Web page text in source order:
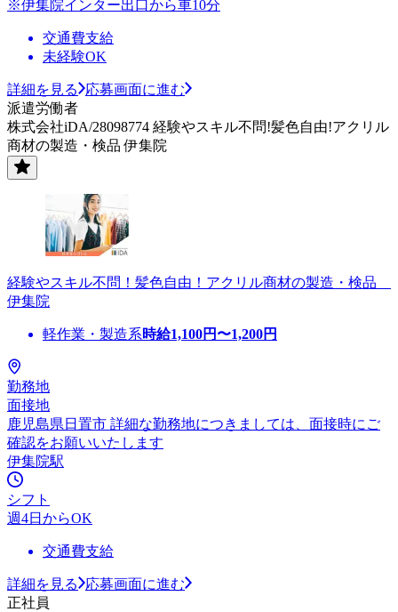
※伊集院インター出口から車10分
交通費支給
未経験OK
詳細を見る
応募画面に進む
派遣労働者
株式会社iDA/28098774 経験やスキル不問!髪色自由!アクリル
商材の製造・検品 伊集院
経験やスキル不問！髪色自由！アクリル商材の製造・検品
伊集院
軽作業・製造系時給1,100円〜1,200円
勤務地
面接地
鹿児島県日置市 詳細な勤務地につきましては、面接時にご
確認をお願いいたします
伊集院駅
シフト
週4日からOK
交通費支給
詳細を見る
応募画面に進む
正社員